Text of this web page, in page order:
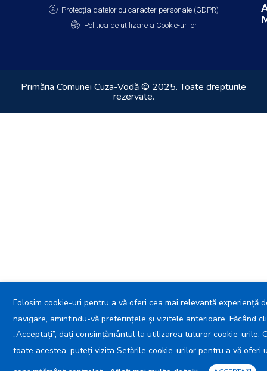
Protecția datelor cu caracter personale (GDPR)
Politica de utilizare a Cookie-urilor
Primăria Comunei Cuza-Vodă © 2025. Toate drepturile
rezervate.
Folosim cookie-uri pentru a vă oferi cea mai relevantă experiență
navigare, amintindu-vă preferințele și vizitele anterioare. Făcând
„Acceptați”, dați consimțământul la utilizarea tuturor cookie-urile.
toate acestea, puteți vizita Setările cookie-urilor pentru a vă oferi